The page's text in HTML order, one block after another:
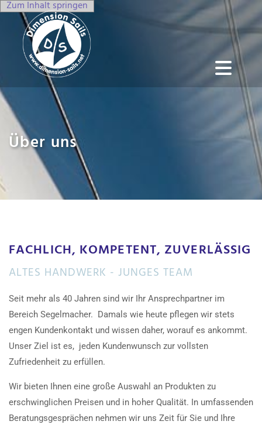
Zum Inhalt springen
Über uns
FACHLICH, KOMPETENT, ZUVERLÄSSIG
ALTES HANDWERK - JUNGES TEAM
Seit mehr als 40 Jahren sind wir Ihr Ansprechpartner im
Bereich Segelmacher. Damals wie heute pflegen wir stets
engen Kundenkontakt und wissen daher, worauf es ankommt.
Unser Ziel ist es, jeden Kundenwunsch zur vollsten
Zufriedenheit zu erfüllen.
Wir bieten Ihnen eine große Auswahl an Produkten zu
erschwinglichen Preisen und in hoher Qualität. In umfassenden
Beratungsgesprächen nehmen wir uns Zeit für Sie und Ihre